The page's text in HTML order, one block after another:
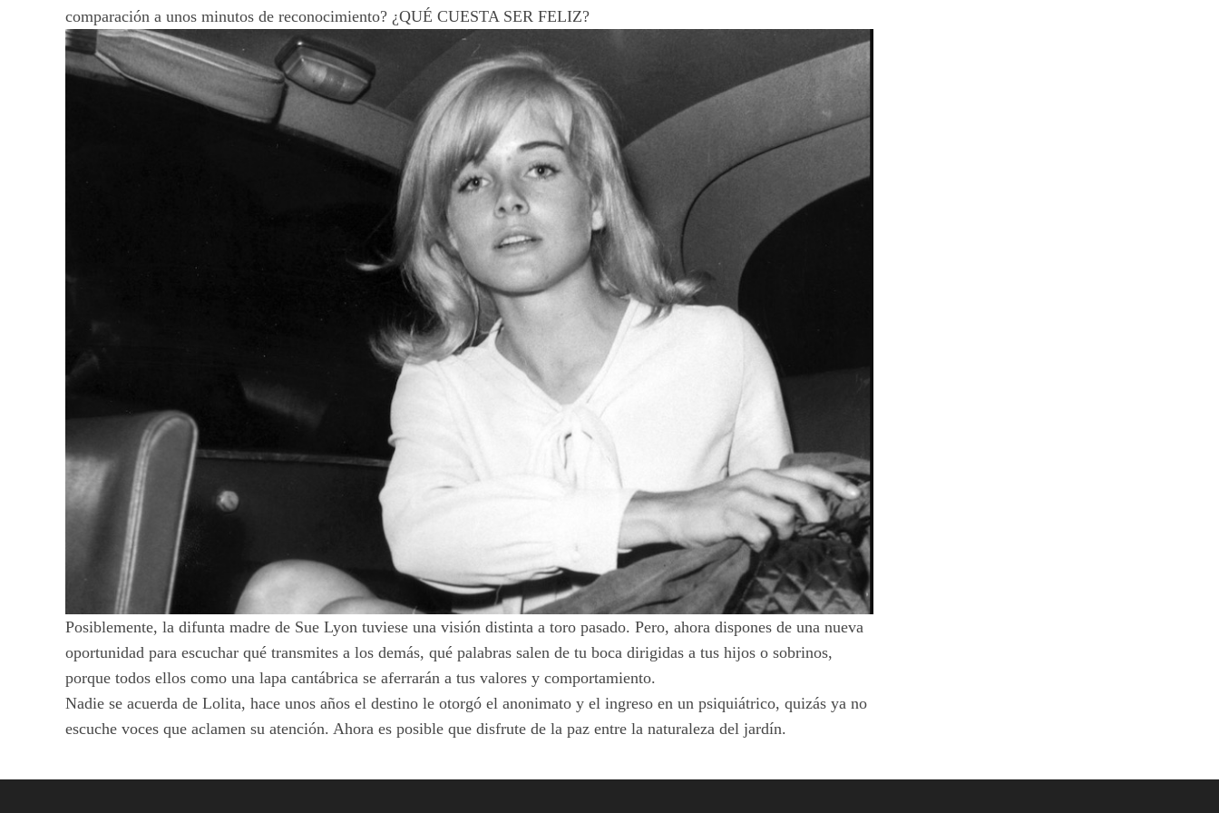
comparación a unos minutos de reconocimiento? ¿QUÉ CUESTA SER FELIZ?
Posiblemente, la difunta madre de Sue Lyon tuviese una visión distinta a toro pasado. Pero, ahora dispones de una nueva
oportunidad para escuchar qué transmites a los demás, qué palabras salen de tu boca dirigidas a tus hijos o sobrinos,
porque todos ellos como una lapa cantábrica se aferrarán a tus valores y comportamiento.
Nadie se acuerda de Lolita, hace unos años el destino le otorgó el anonimato y el ingreso en un psiquiátrico, quizás ya no
escuche voces que aclamen su atención. Ahora es posible que disfrute de la paz entre la naturaleza del jardín.